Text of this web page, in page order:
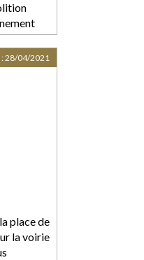
place de
la voirie
28/04/2021